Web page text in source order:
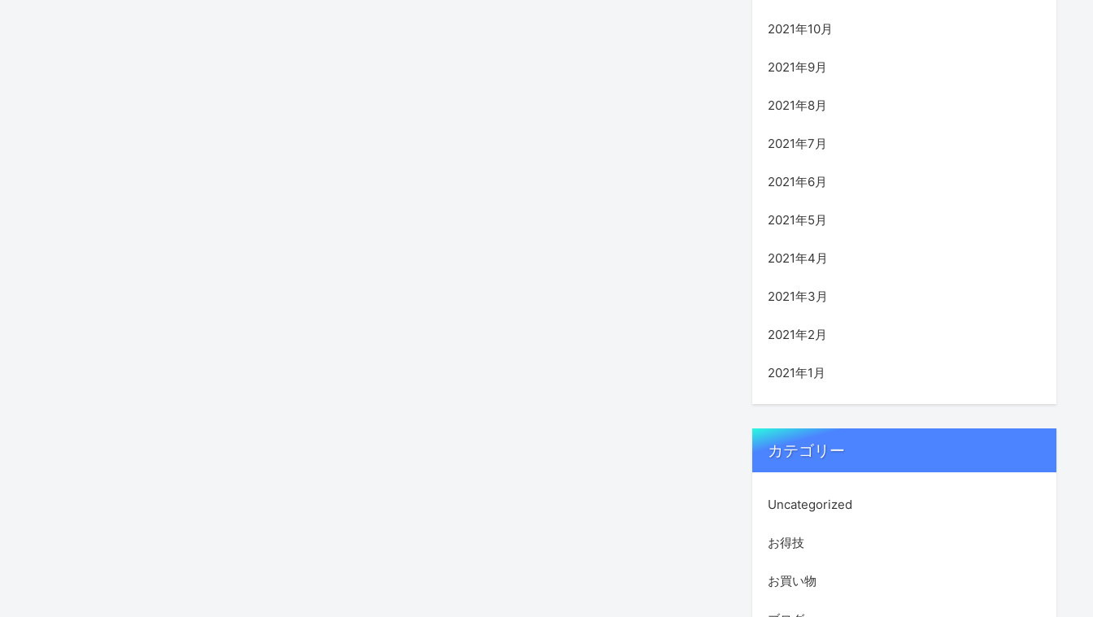
2021年10月
2021年9月
2021年8月
2021年7月
2021年6月
2021年5月
2021年4月
2021年3月
2021年2月
2021年1月
カテゴリー
Uncategorized
お得技
お買い物